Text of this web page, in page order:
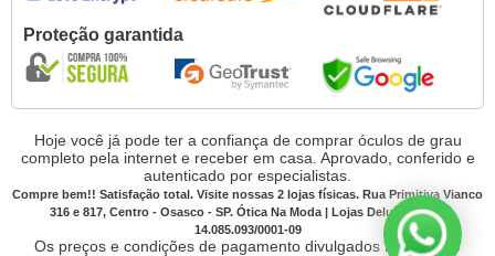
Proteção garantida
Hoje você já pode ter a confiança de comprar óculos de grau
completo pela internet e receber em casa. Aprovado, conferido e
autenticado por especialistas.
Compre bem!! Satisfação total. Visite nossas 2 lojas físicas. Rua Primitiva Vianco
316 e 817, Centro - Osasco - SP. Ótica Na Moda | Lojas Deluxe CNPJ:
14.085.093/0001-09
Os preços e condições de pagamento divulgados no site são